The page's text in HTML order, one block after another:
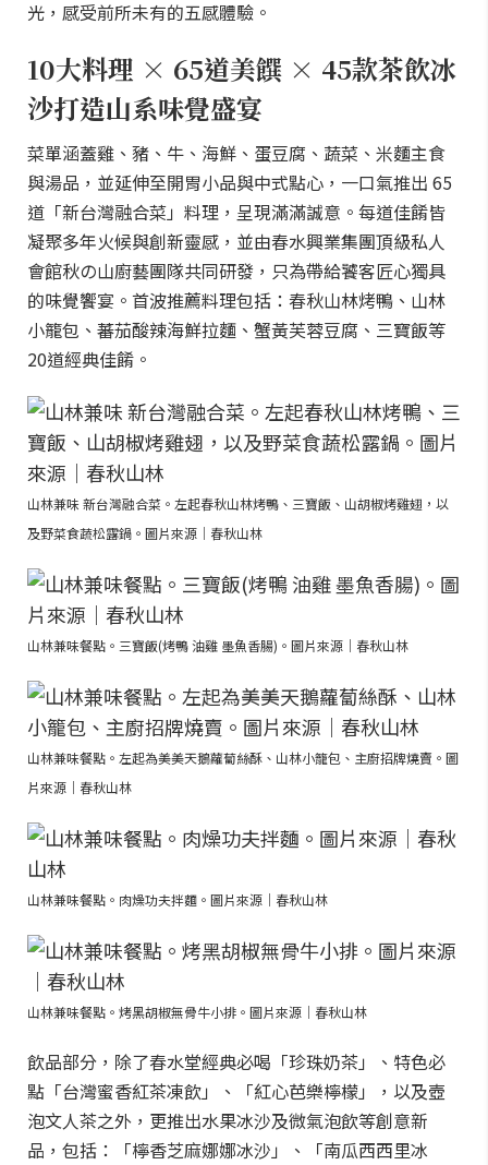
光，感受前所未有的五感體驗。
10大料理 × 65道美饌 × 45款茶飲冰
沙打造山系味覺盛宴
菜單涵蓋雞、豬、牛、海鮮、蛋豆腐、蔬菜、米麵主食
與湯品，並延伸至開胃小品與中式點心，一口氣推出 65
道「新台灣融合菜」料理，呈現滿滿誠意。每道佳餚皆
凝聚多年火候與創新靈感，並由春水興業集團頂級私人
會館秋の山廚藝團隊共同研發，只為帶給饕客匠心獨具
的味覺饗宴。首波推薦料理包括：春秋山林烤鴨、山林
小籠包、蕃茄酸辣海鮮拉麵、蟹黃芙蓉豆腐、三寶飯等
20道經典佳餚。
山林兼味 新台灣融合菜。左起春秋山林烤鴨、三寶飯、山胡椒烤雞翅，以
及野菜食蔬松露鍋。圖片來源｜春秋山林
山林兼味餐點。三寶飯(烤鴨 油雞 墨魚香腸)。圖片來源｜春秋山林
山林兼味餐點。左起為美美天鵝蘿蔔絲酥、山林小籠包、主廚招牌燒賣。圖
片來源｜春秋山林
山林兼味餐點。肉燥功夫拌麵。圖片來源｜春秋山林
山林兼味餐點。烤黑胡椒無骨牛小排。圖片來源｜春秋山林
飲品部分，除了春水堂經典必喝「珍珠奶茶」、特色必
點「台灣蜜香紅茶凍飲」、「紅心芭樂檸檬」，以及壺
泡文人茶之外，更推出水果冰沙及微氣泡飲等創意新
品，包括：「檸香芝麻娜娜冰沙」、「南瓜西西里冰